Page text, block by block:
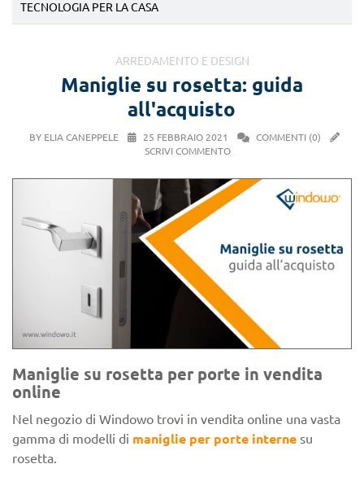
TECNOLOGIA PER LA CASA
ARREDAMENTO E DESIGN
Maniglie su rosetta: guida
all'acquisto
BY ELIA CANEPPELE 25 FEBBRAIO 2021
COMMENTI (0)
SCRIVI COMMENTO
Maniglie su rosetta per porte in vendita
online
Nel negozio di Windowo trovi in vendita online una vasta
gamma di modelli di maniglie per porte interne su
rosetta.